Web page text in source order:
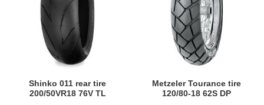
Shinko 011 rear tire
200/50VR18 76V TL
Metzeler Tourance tire
120/80-18 62S DP